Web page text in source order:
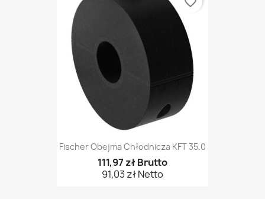
Fischer Obejma Chłodnicza KFT 35.0
111,97 zł Brutto
91,03 zł Netto